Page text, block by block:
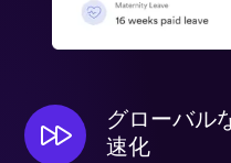
グローバル
速化